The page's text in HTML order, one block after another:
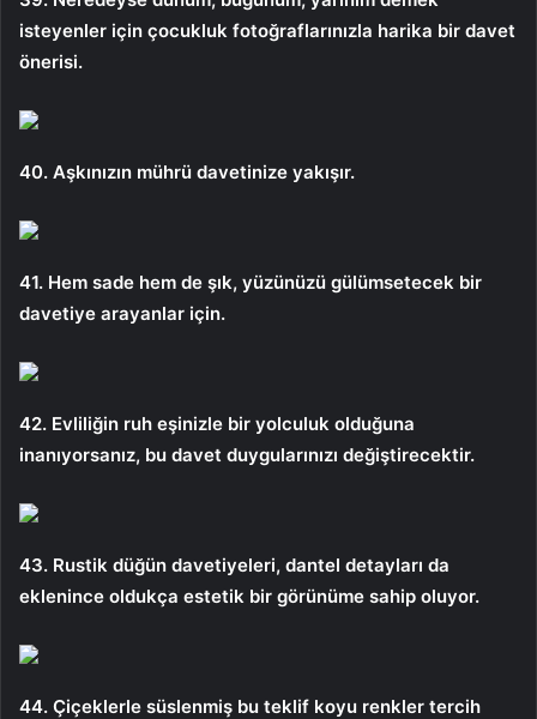
isteyenler için çocukluk fotoğraflarınızla harika bir davet
önerisi.
40. Aşkınızın mührü davetinize yakışır.
41. Hem sade hem de şık, yüzünüzü gülümsetecek bir
davetiye arayanlar için.
42. Evliliğin ruh eşinizle bir yolculuk olduğuna
inanıyorsanız, bu davet duygularınızı değiştirecektir.
43. Rustik düğün davetiyeleri, dantel detayları da
eklenince oldukça estetik bir görünüme sahip oluyor.
44. Çiçeklerle süslenmiş bu teklif koyu renkler tercih